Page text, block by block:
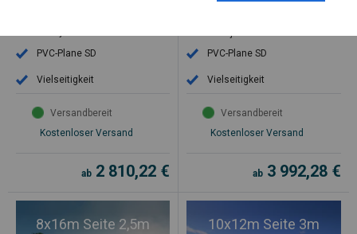
PVC-Plane SD
Vielseitigkeit
Versandbereit
Kostenloser Versand
ab 2 810,22 €
PVC-Plane SD
Vielseitigkeit
Versandbereit
Kostenloser Versand
ab 3 992,28 €
8x16m Seite 2,5m 10x12m Seite 3m